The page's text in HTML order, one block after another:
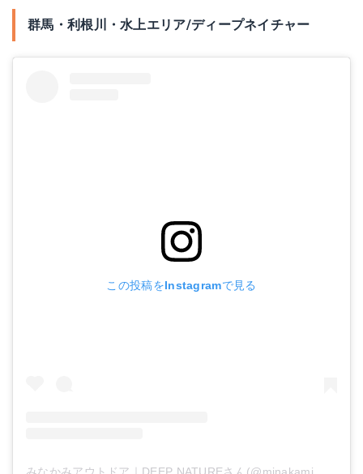
群馬・利根川・水上エリア/ディープネイチャー
この投稿をInstagramで見る